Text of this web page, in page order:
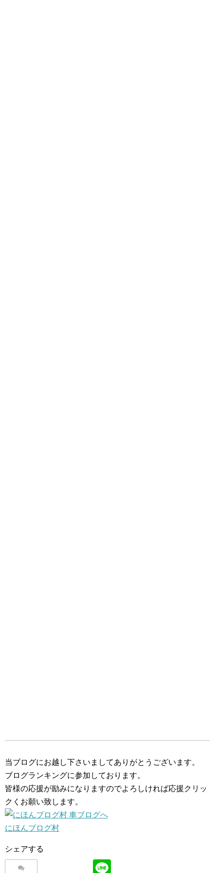
当ブログにお越し下さいましてありがとうございます。
ブログランキングに参加しております。
皆様の応援が励みになりますのでよろしければ応援クリッ
クくお願い致します。
にほんブログ村
シェアする